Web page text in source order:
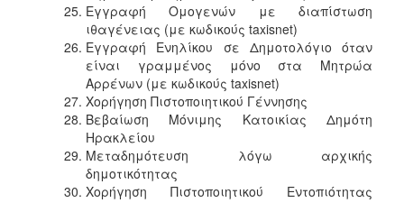
Εγγραφή Ομογενών με διαπίστωση
ιθαγένειας (με κωδικούς taxisnet)
Εγγραφή Ενηλίκου σε Δημοτολόγιο όταν
είναι γραμμένος μόνο στα Μητρώα
Αρρένων (με κωδικούς taxisnet)
Χορήγηση Πιστοποιητικού Γέννησης
Βεβαίωση Μόνιμης Κατοικίας Δημότη
Ηρακλείου
Μεταδημότευση λόγω αρχικής
δημοτικότητας
Χορήγηση Πιστοποιητικού Εντοπιότητας